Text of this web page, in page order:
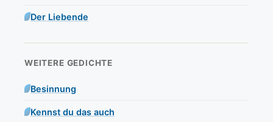
Der Liebende
WEITERE GEDICHTE
Besinnung
Kennst du das auch